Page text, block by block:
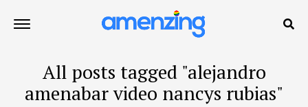
All posts tagged "alejandro
amenabar video nancys rubias"